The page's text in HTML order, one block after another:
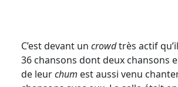
C’est devant un crowdtrès actif
36 chansons dont deux chansons
de leurchum est aussi venu